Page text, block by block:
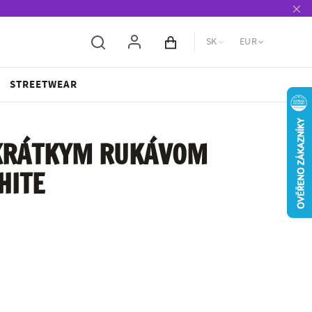
Obsah košíka
SK EUR
STREETWEAR
RUKÁVOM